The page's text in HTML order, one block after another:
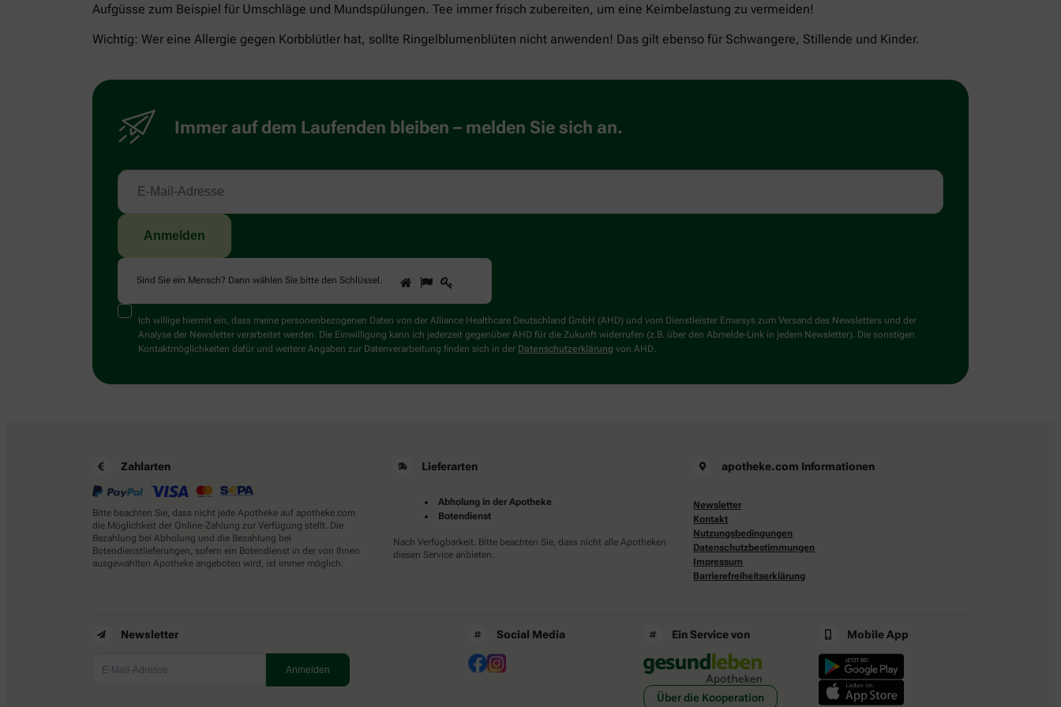
Aufgüsse zum Beispiel für Umschläge und Mundspülungen. Tee immer frisch zubereiten, um eine Keimbelastung zu vermeiden!
Wichtig: Wer eine Allergie gegen Korbblütler hat, sollte Ringelblumenblüten nicht anwenden! Das gilt ebenso für Schwangere, Stillende und Kinder.
Immer auf dem Laufenden bleiben – melden Sie sich an.
Sind Sie ein Mensch? Dann wählen Sie bitte den Schlüssel
Sie
ein
Mensch?
Dann
wählen
1 2
Ich willige hiermit ein, dass meine personenbezogenen Daten von der Alliance Healthcare Deutschland GmbH (AHD) und vom Dienstleister Emarsys zum Versand des Newsletters und der
Analyse der Newsletter verarbeitet werden. Die Einwilligung kann ich jederzeit gegenüber AHD für die Zukunft widerrufen (z.B. über den Abmelde-Link in jedem Newsletter). Die sonstigen
Kontaktmöglichkeiten dafür und weitere Angaben zur Datenverarbeitung finden sich in der Datenschutzerklärung von AHD.
Zahlarten
Bitte beachten Sie, dass nicht jede Apotheke auf apotheke.com
die Möglichkeit der Online-Zahlung zur Verfügung stellt. Die
Bezahlung bei Abholung und die Bezahlung bei
Botendienstlieferungen, sofern ein Botendienst in der von Ihnen
ausgewählten Apotheke angeboten wird, ist immer möglich.
Lieferarten
Abholung in der Apotheke
Botendienst
Nach Verfügbarkeit. Bitte beachten Sie, dass nicht alle Apotheken
diesen Service anbieten.
apotheke.com Informationen
Newsletter
Kontakt
Nutzungsbedingungen
Datenschutzbestimmungen
Impressum
Barrierefreiheitserklärung
Newsletter Social Media Ein Service von
Über die Kooperation
Mobile App